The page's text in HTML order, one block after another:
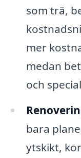
som trä,
mer
medan
och
bara
ytskikt,